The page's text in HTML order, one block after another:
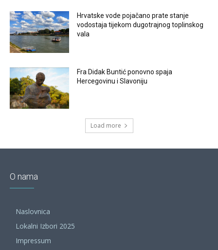
Hrvatske vode pojačano prate stanje
vodostaja tijekom dugotrajnog toplinskog
vala
Fra Didak Buntić ponovno spaja
Hercegovinu i Slavoniju
Load more
O nama
Naslovnica
Lokalni Izbori 2025
Impressum